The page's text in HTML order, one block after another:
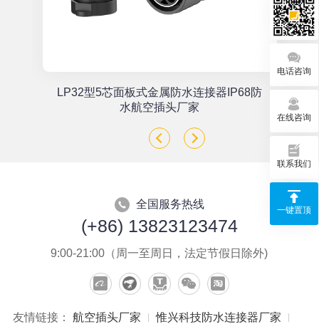
LP32型5芯面板式金属防水连接器IP68防
水航空插头厂家
全国服务热线
(+86) 13823123474
9:00-21:00（周一至周日，法定节假日除外)
友情链接： 航空插头厂家
惟兴科技防水连接器厂家
电话咨询
在线咨询
联系我们
一键置顶